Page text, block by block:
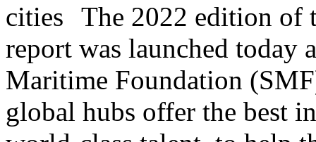
The 2022 edition of
report was launched today
Maritime Foundation
global hubs offer the best